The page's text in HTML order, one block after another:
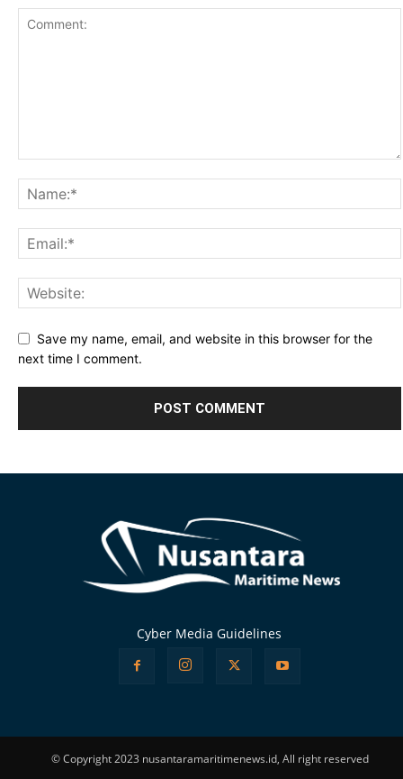
Save my name, email, and website in this browser for the
next time I comment.
Cyber Media Guidelines
© Copyright 2023 nusantaramaritimenews.id, All right reserved